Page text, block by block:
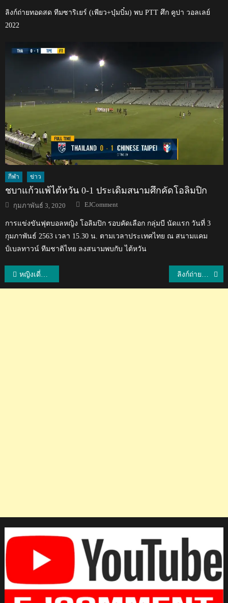
ลิงก์ถ่ายทอดสด ทีมซาริเยร์ (เพียว+บุ๋มบิ๋ม) พบ PTT ศึก คูปา วอลเลย์
2022
กีฬา ข่าว
ชบาแก้วแพ้ไต้หวัน 0-1 ประเดิมสนามศึกคัดโอลิมปิก
Posted
on
กุมภาพันธ์ 3, 2020 Author
EJComment
การแข่งขันฟุตบอลหญิง โอลิมปิก รอบคัดเลือก กลุ่มบี นัดแรก วันที่ 3
กุมภาพันธ์ 2563 เวลา 15.30 น. ตามเวลาประเทศไทย ณ สนามแคม
ป์เบลทาวน์ ทีมชาติไทย ลงสนามพบกับ ไต้หวัน
แนะแนว
หญิงเดี่ยว ชายเดี่ยว หญิงคู่ ผลงานดี ศึกแบดมินตันเฟรนช์ โอเพ่น 2022 รอบแรก